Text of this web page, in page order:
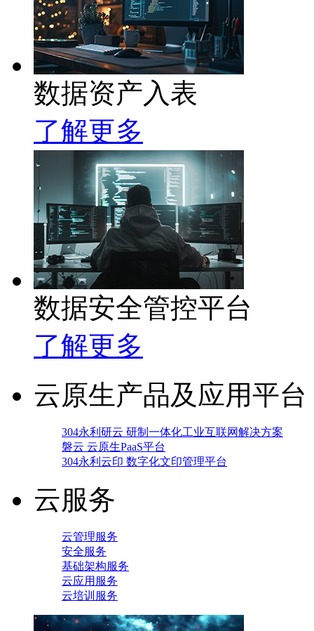
数据资产入表
了解更多
数据安全管控平台
了解更多
云原生产品及应用平台
304永利研云 研制一体化工业互联网解决方案
磐云 云原生PaaS平台
304永利云印 数字化文印管理平台
云服务
云管理服务
安全服务
基础架构服务
云应用服务
云培训服务